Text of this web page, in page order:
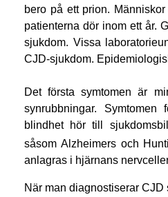
bero på ett prion.
patienterna dör inom ett år.
sjukdom. Vissa
CJD-sjukdom.
Det första symtomen är
synrubbningar. Symtomen
blindhet hör till
såsom Alzheimers och
anlagras i hjärnans
När man diagnostiserar